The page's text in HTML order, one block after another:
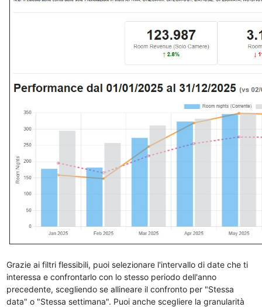
Grazie ai filtri flessibili, puoi selezionare l'intervallo di date che ti
interessa e confrontarlo con lo stesso periodo dell'anno
precedente, scegliendo se allineare il confronto per "Stessa
data" o "Stessa settimana". Puoi anche scegliere la granularità